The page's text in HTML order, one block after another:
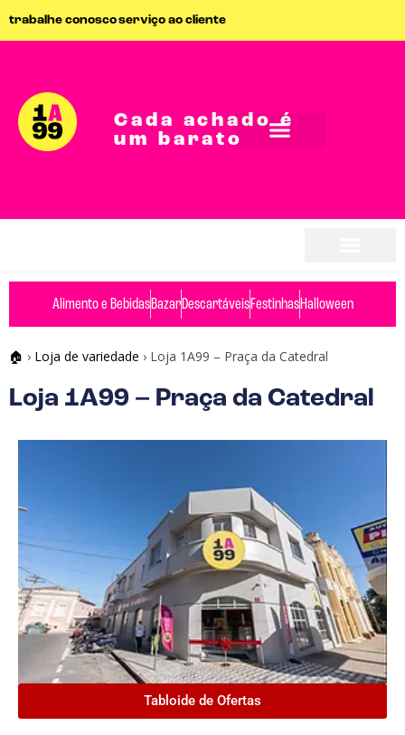
trabalhe conoscoserviço ao cliente
Cada achado é
um barato
Alimento e BebidasBazarDescartáveisFestinhasHalloween
🏠 › Loja de variedade › Loja 1A99 – Praça da Catedral
Loja 1A99 – Praça da Catedral
Tabloide de Ofertas